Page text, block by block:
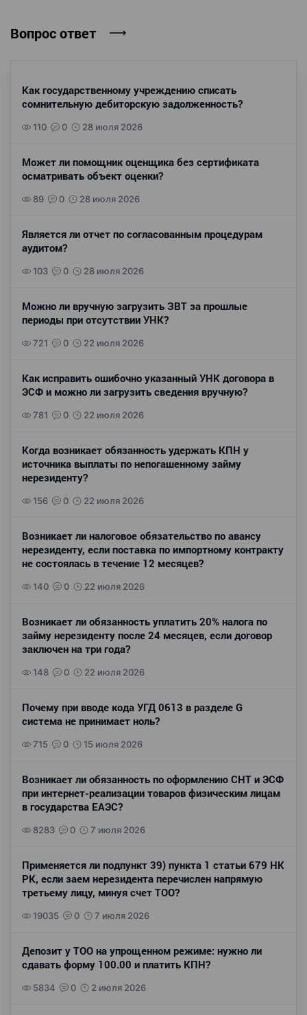
Вопрос ответ
Как государственному учреждению списать
сомнительную дебиторскую задолженность?
110 0 28 июля 2026
Может ли помощник оценщика без сертификата
осматривать объект оценки?
89 0 28 июля 2026
Является ли отчет по согласованным процедурам
аудитом?
103 0 28 июля 2026
Можно ли вручную загрузить ЗВТ за прошлые
периоды при отсутствии УНК?
721 0 22 июля 2026
Как исправить ошибочно указанный УНК договора в
ЭСФ и можно ли загрузить сведения вручную?
781 0 22 июля 2026
Когда возникает обязанность удержать КПН у
источника выплаты по непогашенному займу
нерезиденту?
156 0 22 июля 2026
Возникает ли налоговое обязательство по авансу
нерезиденту, если поставка по импортному контракту
не состоялась в течение 12 месяцев?
140 0 22 июля 2026
Возникает ли обязанность уплатить 20% налога по
займу нерезиденту после 24 месяцев, если договор
заключен на три года?
148 0 22 июля 2026
Почему при вводе кода УГД 0613 в разделе G
система не принимает ноль?
715 0 15 июля 2026
Возникает ли обязанность по оформлению СНТ и ЭСФ
при интернет-реализации товаров физическим лицам
в государства ЕАЭС?
8283 0 7 июля 2026
Применяется ли подпункт 39) пункта 1 статьи 679 НК
РК, если заем нерезидента перечислен напрямую
третьему лицу, минуя счет ТОО?
19035 0 7 июля 2026
Депозит у ТОО на упрощенном режиме: нужно ли
сдавать форму 100.00 и платить КПН?
5834 0 2 июля 2026